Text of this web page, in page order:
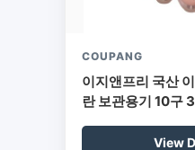
COUPANG
이지앤프리 국산
란 보관용기 10구
View